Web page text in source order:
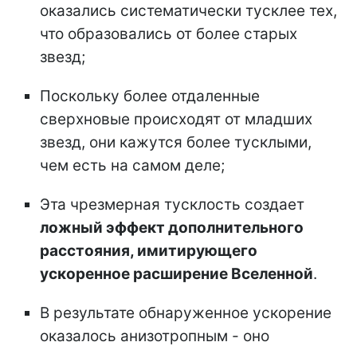
оказались систематически тусклее тех,
что образовались от более старых
звезд;
Поскольку более отдаленные
сверхновые происходят от младших
звезд, они кажутся более тусклыми,
чем есть на самом деле;
Эта чрезмерная тусклость создает
ложный эффект дополнительного
расстояния, имитирующего
ускоренное расширение Вселенной.
В результате обнаруженное ускорение
оказалось анизотропным - оно